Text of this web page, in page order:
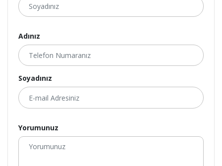
Adınız
Soyadınız
Yorumunuz